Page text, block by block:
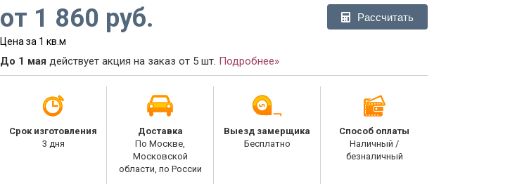
от 1 860 руб.
Цена за 1 кв.м
Рассчитать
До 1 мая действует акция на заказ от 5 шт. Подробнее»
Срок изготовления
3 дня
Доставка
По Москве,
Московской
области, по России
Выезд замерщика
Бесплатно
Способ оплаты
Наличный /
безналичный